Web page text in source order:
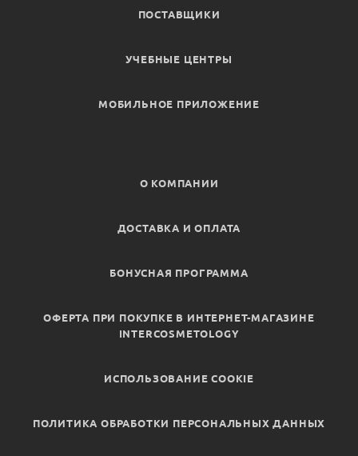
ПОСТАВЩИКИ
УЧЕБНЫЕ ЦЕНТРЫ
МОБИЛЬНОЕ ПРИЛОЖЕНИЕ
О КОМПАНИИ
ДОСТАВКА И ОПЛАТА
БОНУСНАЯ ПРОГРАММА
ОФЕРТА ПРИ ПОКУПКЕ В ИНТЕРНЕТ-МАГАЗИНЕ
INTERCOSMETOLOGY
ИСПОЛЬЗОВАНИЕ COOKIE
ПОЛИТИКА ОБРАБОТКИ ПЕРСОНАЛЬНЫХ ДАННЫХ